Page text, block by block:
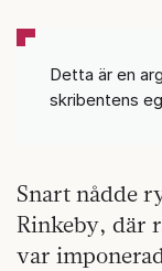
Detta är en
skribentens
Snart nådde
Rinkeby, där
var